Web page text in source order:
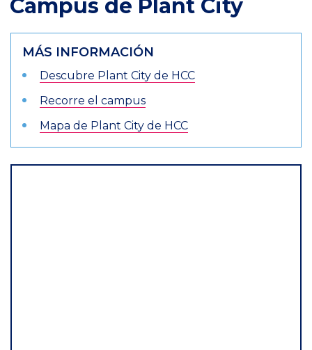
Students
various
Campus de Plant City
MÁS INFORMACIÓN
Descubre Plant City de HCC
Recorre el campus
Mapa de Plant City de HCC